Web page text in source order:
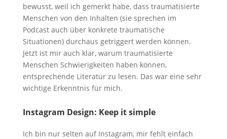
bewusst, weil ich gemerkt habe, dass traumatisierte
Menschen von den Inhalten (sie sprechen im
Podcast auch über konkrete traumatische
Situationen) durchaus getriggert werden können.
Jetzt ist mir auch klar, warum traumatisierte
Menschen Schwierigkeiten haben können,
entsprechende Literatur zu lesen. Das war eine sehr
wichtige Erkenntnis für mich.
Instagram Design: Keep it simple
Ich bin nur selten auf Instagram, mir fehlt einfach